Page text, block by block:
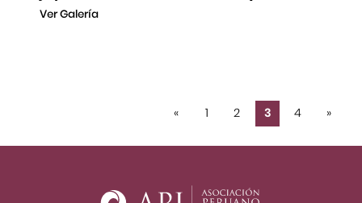
Ver Galería
« 1 2 3 4 »